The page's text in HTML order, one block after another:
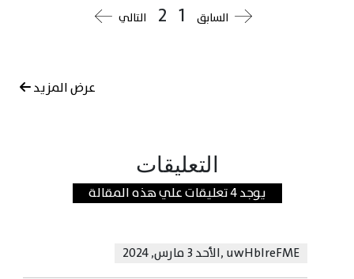
السابق 1
2 التالي
عرض المزيد
التعليقات
يوجد 4 تعليقات علي هذه المقالة
uwHbIreFME
, الأحد 3 مارس, 2024